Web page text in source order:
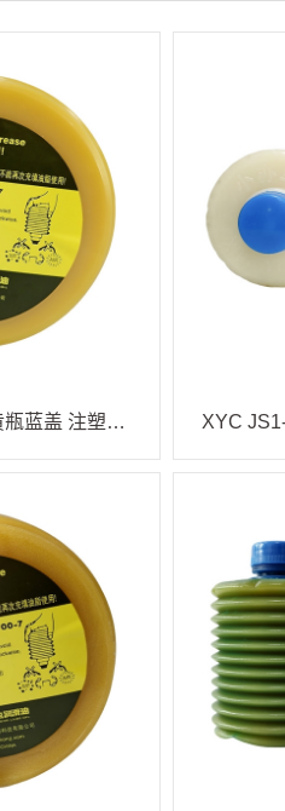
XYC JS1-7 700G 黄瓶蓝盖 注塑机油脂